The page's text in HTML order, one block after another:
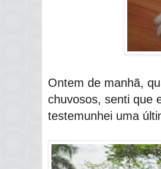
Ontem de manhã,
chuvosos, senti que
testemunhei uma